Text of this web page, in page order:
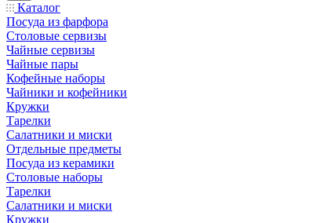
Каталог
Посуда из фарфора
Столовые сервизы
Чайные сервизы
Чайные пары
Кофейные наборы
Чайники и кофейники
Кружки
Тарелки
Салатники и миски
Отдельные предметы
Посуда из керамики
Столовые наборы
Тарелки
Салатники и миски
Кружки